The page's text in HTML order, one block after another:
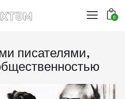
0
писателями,